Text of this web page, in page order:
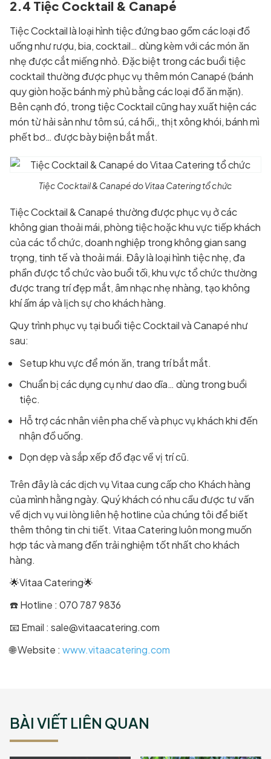
2.4 Tiệc Cocktail & Canapé
Tiệc Cocktail là loại hình tiệc đứng bao gồm các loại đồ
uống như rượu, bia, cocktail… dùng kèm với các món ăn
nhẹ được cắt miếng nhỏ. Đặc biệt trong các buổi tiệc
cocktail thường được phục vụ thêm món Canapé (bánh
quy giòn hoặc bánh mỳ phủ bằng các loại đồ ăn mặn).
Bên cạnh đó, trong tiệc Cocktail cũng hay xuất hiện các
món từ hải sản như tôm sú, cá hồi,, thịt xông khói, bánh mì
phết bơ… được bày biện bắt mắt.
Tiệc Cocktail & Canapé do Vitaa Catering tổ chức
Tiệc Cocktail & Canapé thường được phục vụ ở các
không gian thoải mái, phòng tiệc hoặc khu vực tiếp khách
của các tổ chức, doanh nghiệp trong không gian sang
trọng, tinh tế và thoải mái. Đây là loại hình tiệc nhẹ, đa
phần được tổ chức vào buổi tối, khu vực tổ chức thường
được trang trí đẹp mắt, âm nhạc nhẹ nhàng, tạo không
khí ấm áp và lịch sự cho khách hàng.
Quy trình phục vụ tại buổi tiệc Cocktail và Canapé như
sau:
Setup khu vực để món ăn, trang trí bắt mắt.
Chuẩn bị các dụng cụ như dao dĩa… dùng trong buổi
tiệc.
Hỗ trợ các nhân viên pha chế và phục vụ khách khi đến
nhận đồ uống.
Dọn dẹp và sắp xếp đồ đạc về vị trí cũ.
Trên đây là các dịch vụ Vitaa cung cấp cho Khách hàng
của mình hằng ngày. Quý khách có nhu cầu được tư vấn
về dịch vụ vui lòng liên hệ hotline của chúng tôi để biết
thêm thông tin chi tiết. Vitaa Catering luôn mong muốn
hợp tác và mang đến trải nghiệm tốt nhất cho khách
hàng.
🌟Vitaa Catering🌟
☎️ Hotline : 070 787 9836
📧 Email : sale@vitaacatering.com
🌐 Website : www.vitaacatering.com
BÀI VIẾT LIÊN QUAN